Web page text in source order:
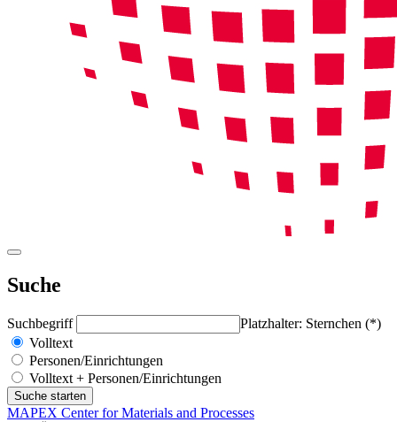
Suche
Suchbegriff
Platzhalter: Sternchen (*)
Volltext
Personen/Einrichtungen
Volltext + Personen/Einrichtungen
MAPEX Center for Materials and Processes